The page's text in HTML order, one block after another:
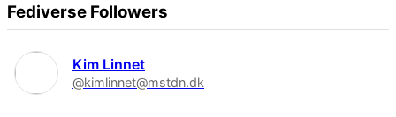
Fediverse Followers
Kim Linnet
@kimlinnet@mstdn.dk